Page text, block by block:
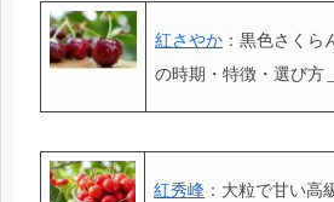
紅さやか ：黒色さく
の時期・特徴・選び方＿
紅秀峰 ：大粒で甘い高